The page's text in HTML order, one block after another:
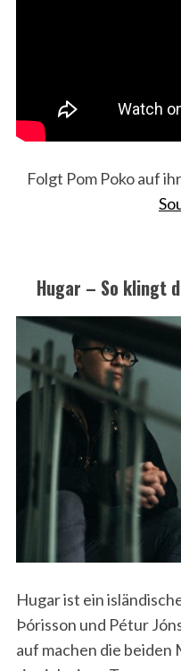
Folgt Pom Poko auf
Hugar – So klingt
Hugar ist ein
Þórisson und Pétur
auf machen die beiden